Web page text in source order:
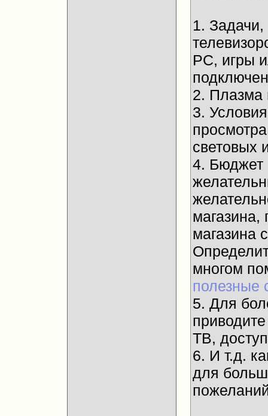
1.
PC, игры
2. Плазма
3.
световых
4. Бюджет
магазина,
магазина
многом
полезные
5. Для
ТВ,
6. И т.д.
для